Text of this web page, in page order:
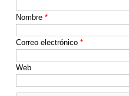
Nombre *
Correo electrónico *
Web